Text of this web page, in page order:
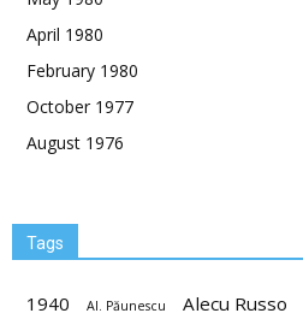
April 1980
February 1980
October 1977
August 1976
Tags
1940 Al. Păunescu Alecu Russo